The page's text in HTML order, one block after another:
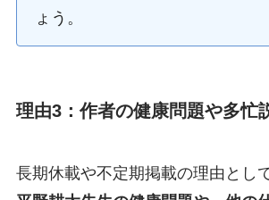
ょう。
理由3：作者の健康問題や多忙
長期休載や不定期掲載の理由として